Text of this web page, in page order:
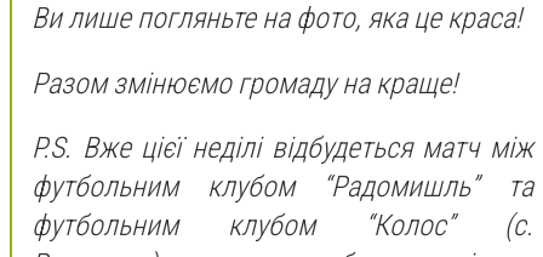
Ви лише погляньте на фото, яка це краса!
Разом змінюємо громаду на краще!
P.S. Вже цієї неділі відбудеться матч між
футбольним клубом “Радомишль” та
футбольним клубом “Колос” (с.